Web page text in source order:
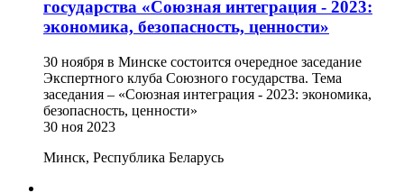
государства «Союзная интеграция - 2023:
экономика, безопасность, ценности»
30 ноября в Минске состоится очередное заседание
Экспертного клуба Союзного государства. Тема
заседания – «Союзная интеграция - 2023: экономика,
безопасность, ценности»
30 ноя 2023
Минск, Республика Беларусь